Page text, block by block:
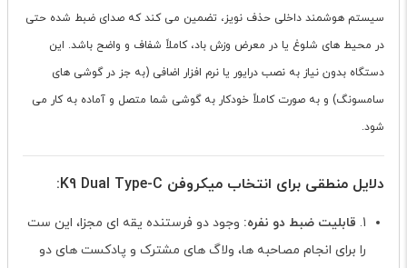
سیستم هوشمند داخلی حذف نویز، تضمین می کند که صدای ضبط شده حتی
در محیط های شلوغ یا در معرض وزش باد، کاملاً شفاف و واضح باشد. این
دستگاه بدون نیاز به نصب درایور یا نرم افزار اضافی (به جز در گوشی های
سامسونگ) و به صورت کاملاً خودکار به گوشی شما متصل و آماده به کار می
شود.
دلایل منطقی برای انتخاب میکروفن K9 Dual Type-C:
1. قابلیت ضبط دو نفره: وجود دو فرستنده یقه ای مجزا، این ست
را برای انجام مصاحبه ها، ولاگ های مشترک و پادکست های دو